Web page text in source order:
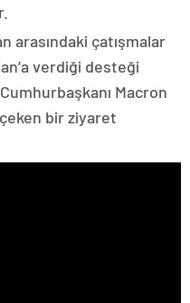
arasındaki çatışmalar
verdiği desteği
Macron
bir ziyaret